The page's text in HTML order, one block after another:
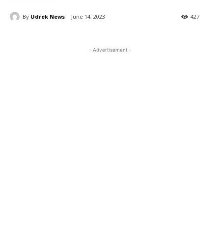
By Udrek News June 14, 2023 427
- Advertisement -